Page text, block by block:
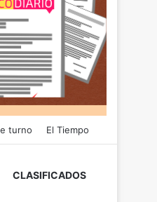
turno El Tiempo
CLASIFICADOS